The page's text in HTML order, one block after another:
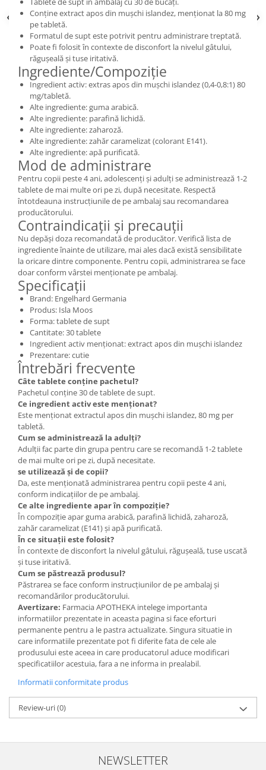
Conține extract apos din mușchi islandez, menționat la 80 mg
pe tabletă.
Formatul de supt este potrivit pentru administrare treptată.
Poate fi folosit în contexte de disconfort la nivelul gâtului,
răgușeală și tuse iritativă.
Ingrediente/Compoziție
Ingredient activ: extras apos din mușchi islandez (0,4-0,8:1) 80
mg/tabletă.
Alte ingrediente: guma arabică.
Alte ingrediente: parafină lichidă.
Alte ingrediente: zaharoză.
Alte ingrediente: zahăr caramelizat (colorant E141).
Alte ingrediente: apă purificată.
Mod de administrare
Pentru copii peste 4 ani, adolescenți și adulți se administrează 1-2
tablete de mai multe ori pe zi, după necesitate. Respectă
întotdeauna instrucțiunile de pe ambalaj sau recomandarea
producătorului.
Contraindicații și precauții
Nu depăși doza recomandată de producător. Verifică lista de
ingrediente înainte de utilizare, mai ales dacă există sensibilitate
la oricare dintre componente. Pentru copii, administrarea se face
doar conform vârstei menționate pe ambalaj.
Specificații
Brand: Engelhard Germania
Produs: Isla Moos
Forma: tablete de supt
Cantitate: 30 tablete
Ingredient activ menționat: extract apos din mușchi islandez
Prezentare: cutie
Întrebări frecvente
Câte tablete conține pachetul?
Pachetul conține 30 de tablete de supt.
Ce ingredient activ este menționat?
Este menționat extractul apos din mușchi islandez, 80 mg per
tabletă.
Cum se administrează la adulți?
Adulții fac parte din grupa pentru care se recomandă 1-2 tablete
de mai multe ori pe zi, după necesitate.
se utilizează și de copii?
Da, este menționată administrarea pentru copii peste 4 ani,
conform indicațiilor de pe ambalaj.
Ce alte ingrediente apar în compoziție?
În compoziție apar guma arabică, parafină lichidă, zaharoză,
zahăr caramelizat (E141) și apă purificată.
În ce situații este folosit?
În contexte de disconfort la nivelul gâtului, răgușeală, tuse uscată
și tuse iritativă.
Cum se păstrează produsul?
Păstrarea se face conform instrucțiunilor de pe ambalaj și
recomandărilor producătorului.
Avertizare: Farmacia APOTHEKA intelege importanta
informatiilor prezentate in aceasta pagina si face eforturi
permanente pentru a le pastra actualizate. Singura situatie in
care informatiile prezentate pot fi diferite fata de cele ale
produsului este aceea in care producatorul aduce modificari
specificatiilor acestuia, fara a ne informa in prealabil.
Informatii conformitate produs
Review-uri(0)
NEWSLETTER